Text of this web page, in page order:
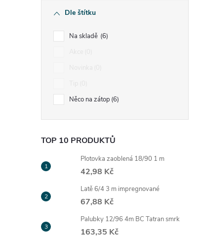
Dle štítku
Na skladě 6
Něco na zátop 6
TOP 10 PRODUKTŮ
Plotovka zaoblená 18/90 1 m
42,98 Kč
Latě 6/4 3 m impregnované
67,88 Kč
Palubky 12/96 4m BC Tatran smrk
163,35 Kč